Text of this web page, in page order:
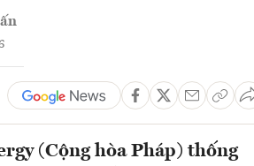
(Cộng hòa Pháp) thống